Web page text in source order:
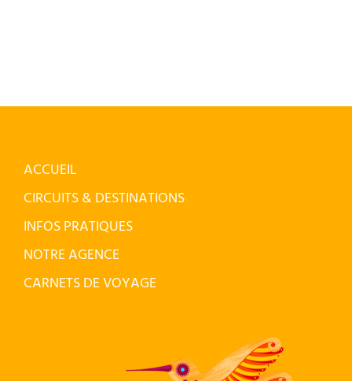
ACCUEIL
CIRCUITS & DESTINATIONS
INFOS PRATIQUES
NOTRE AGENCE
CARNETS DE VOYAGE